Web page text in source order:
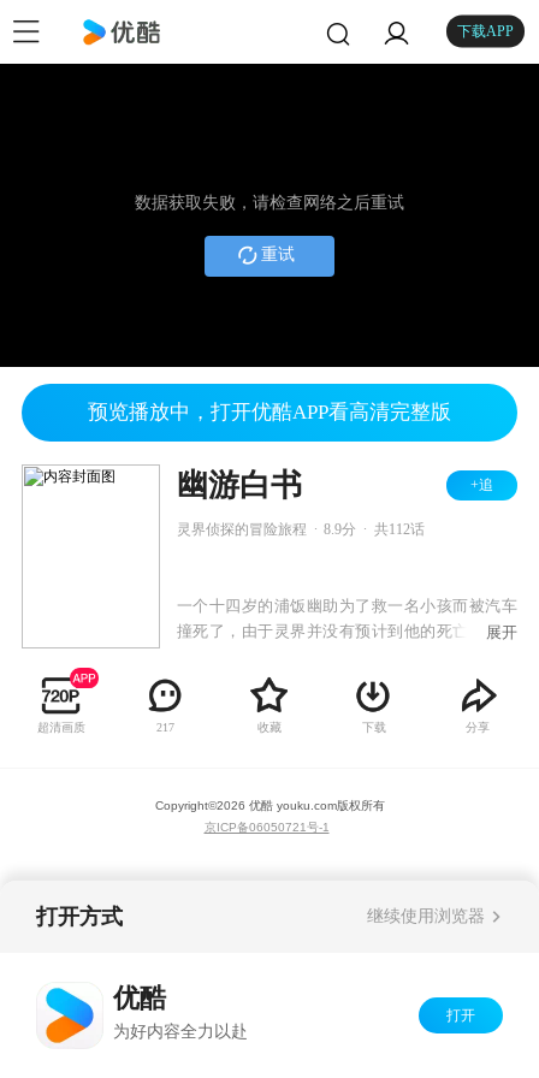
下载APP
数据获取失败，请检查网络之后重试
重试
预览播放中，打开优酷APP看高清完整版
幽游白书 +追
灵界侦探的冒险旅程 8.9分 共112话
一个十四岁的浦饭幽助为了救一名小孩而被汽车
撞死了，由于灵界并没有预计到他的死亡，并没
会。经过了灵界的考验，幽助终于重回自己的身
体，并成为灵界侦探。
展开
超清画质 217 收藏 下载 分享
Copyright©2026 优酷 youku.com版权所有
京ICP备06050721号-1
打开方式 继续使用浏览器
优酷
为好内容全力以赴
打开